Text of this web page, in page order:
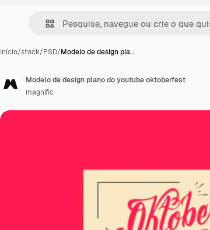
Início/stock/PSD/Modelo de design pla…
Modelo de design plano do youtube oktoberfest
magnific